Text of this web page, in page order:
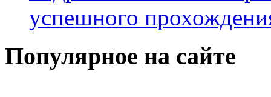
успешного
Популярное на сайте